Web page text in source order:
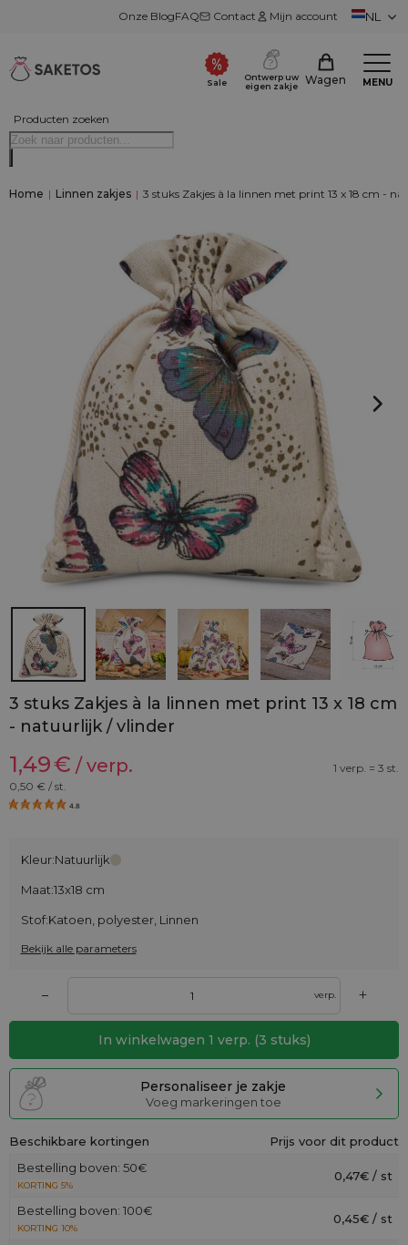
Onze BlogFAQ Contact Mijn account NL
Producten zoeken
Sale
Ontwerp uw
eigen zakje
Wagen MENU
Home | Linnen zakjes | 3 stuks Zakjes à la linnen met print 13 x 18 cm -
3 stuks Zakjes à la linnen met print 13 x 18 cm
- natuurlijk / vlinder
1,49€ / verp.
1 verp. = 3 st.
0,50 € / st.
4.8
Kleur:Natuurlijk
Maat:13x18 cm
Stof:Katoen, polyester, Linnen
Bekijk alle parameters
– verp. +
In winkelwagen 1 verp. (3 stuks)
Personaliseer je zakje
Voeg markeringen toe
Beschikbare kortingen
Prijs voor dit product
Bestelling boven: 50€
KORTING 5%
0,47€ / st
Bestelling boven: 100€
KORTING 10%
0,45€ / st